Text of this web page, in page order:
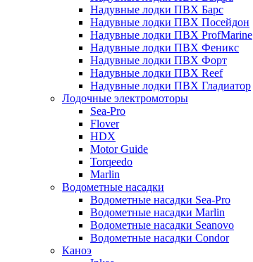
Надувные лодки ПВХ Барс
Надувные лодки ПВХ Посейдон
Надувные лодки ПВХ ProfMarine
Надувные лодки ПВХ Феникс
Надувные лодки ПВХ Форт
Надувные лодки ПВХ Reef
Надувные лодки ПВХ Гладиатор
Лодочные электромоторы
Sea-Pro
Flover
HDX
Motor Guide
Torqeedo
Marlin
Водометные насадки
Водометные насадки Sea-Pro
Водометные насадки Marlin
Водометные насадки Seanovo
Водометные насадки Condor
Каноэ